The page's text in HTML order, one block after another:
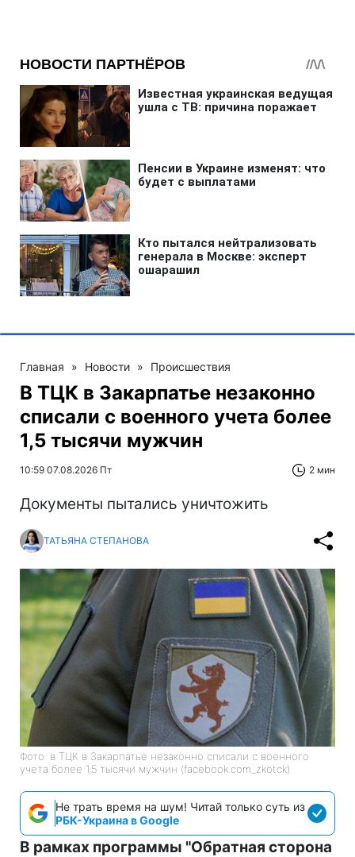
Главная » Новости » Происшествия
В ТЦК в Закарпатье незаконно
списали с военного учета более
1,5 тысячи мужчин
10:59 07.08.2026 Пт 2 мин
Документы пытались уничтожить
ТАТЬЯНА СТЕПАНОВА
Фото: в ТЦК в Закарпатье незаконно списали с военного
учета более 1,5 тысячи мужчин (facebook.com_zkotck)
Не трать время на шум! Читай только суть из
РБК-Украина в Google
В рамках программы "Обратная сторона